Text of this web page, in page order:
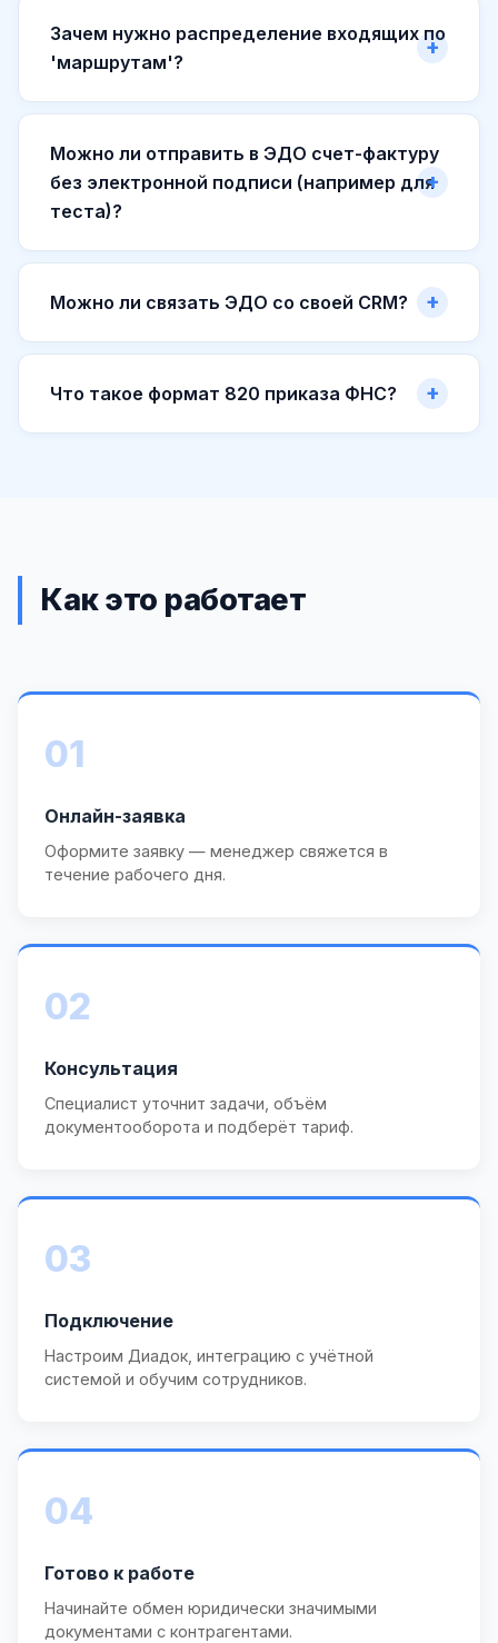
Зачем нужно распределение входящих по
'маршрутам'?
Можно ли отправить в ЭДО счет-фактуру
без электронной подписи (например для
теста)?
Можно ли связать ЭДО со своей CRM?
Что такое формат 820 приказа ФНС?
Как это работает
01
Онлайн-заявка
Оформите заявку — менеджер свяжется в
течение рабочего дня.
02
Консультация
Специалист уточнит задачи, объём
документооборота и подберёт тариф.
03
Подключение
Настроим Диадок, интеграцию с учётной
системой и обучим сотрудников.
04
Готово к работе
Начинайте обмен юридически значимыми
документами с контрагентами.